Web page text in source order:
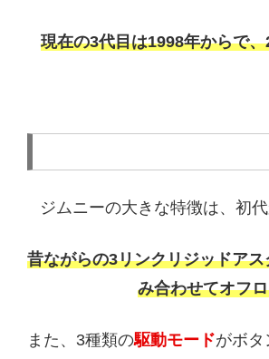
現在の3代目は1998年からで
ジムニーの大きな特徴は、初
昔ながらの3リンクリジッドア
み合わせてオフ
また、3種類の駆動モードがボ